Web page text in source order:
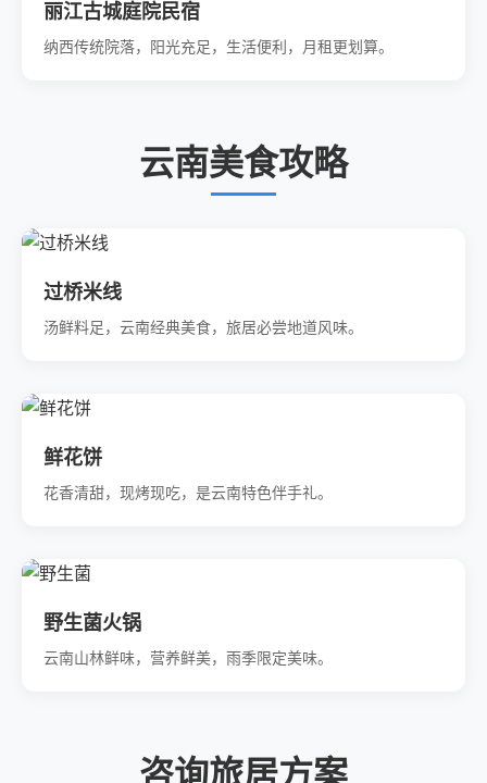
丽江古城庭院民宿
纳西传统院落，阳光充足，生活便利，月租更划算。
云南美食攻略
过桥米线
汤鲜料足，云南经典美食，旅居必尝地道风味。
鲜花饼
花香清甜，现烤现吃，是云南特色伴手礼。
野生菌火锅
云南山林鲜味，营养鲜美，雨季限定美味。
咨询旅居方案